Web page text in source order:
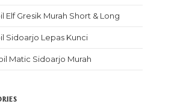
Elf Gresik Murah Short & Long
Sidoarjo Lepas Kunci
Matic Sidoarjo Murah